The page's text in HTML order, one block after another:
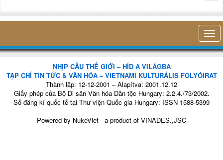
NHỊP CẦU THẾ GIỚI – HÍD A VILÁGBA
TẠP CHÍ TIN TỨC & VĂN HÓA – VIETNAMI KULTURÁLIS FOLYÓIRAT
Thành lập: 12-12-2001 – Alapítva: 2001.12.12
Giấy phép của Bộ Di sản Văn hóa Dân tộc Hungary: 2.2.4./73/2002.
Số đăng kí quốc tế tại Thư viện Quốc gia Hungary: ISSN 1588-5399
Powered by NukeViet - a product of VINADES.,JSC